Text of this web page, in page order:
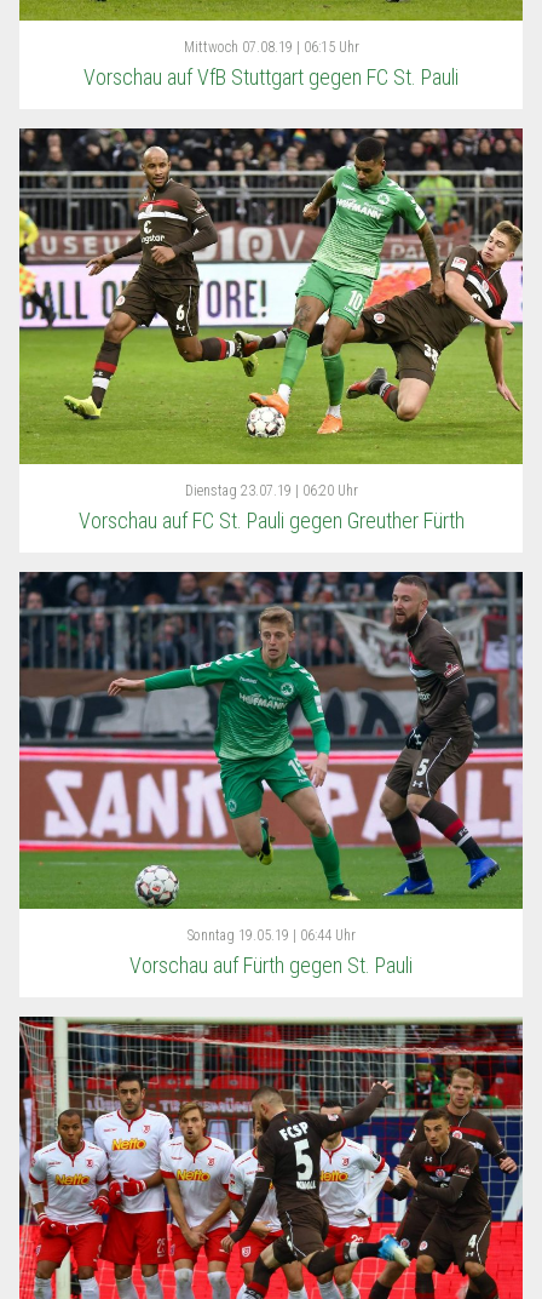
Mittwoch 07.08.19 | 06:15 Uhr
Vorschau auf VfB Stuttgart gegen FC St. Pauli
Dienstag 23.07.19 | 06:20 Uhr
Vorschau auf FC St. Pauli gegen Greuther Fürth
Sonntag 19.05.19 | 06:44 Uhr
Vorschau auf Fürth gegen St. Pauli